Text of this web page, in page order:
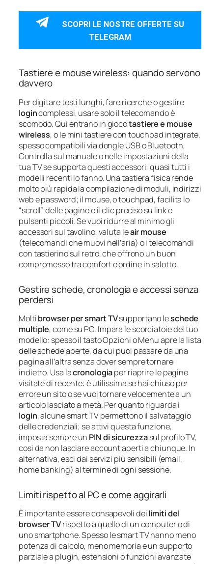
SCOPRI LE NOSTRE OFFERTE SU
TELEGRAM
Tastiere e mouse wireless: quando servono
davvero
Per digitare testi lunghi, fare ricerche o gestire
logincomplessi, usare solo il telecomando è
scomodo. Qui entrano in giocotastiere e mouse
wireless, o le mini tastiere con touchpad integrate,
spesso compatibili via dongle USB o Bluetooth.
Controlla sul manuale o nelle impostazioni della
tua TV se supporta questi accessori: quasi tutti i
modelli recenti lo fanno. Una tastiera fisica rende
molto più rapida la compilazione di moduli, indirizzi
web e password; il mouse, o touchpad, facilita lo
“scroll” delle pagine e il clic preciso su link e
pulsanti piccoli. Se vuoi ridurre al minimo gli
accessori sul tavolino, valuta leair mouse
(telecomandi che muovi nell’aria) o i telecomandi
con tastierino sul retro, che offrono un buon
compromesso tra comfort e ordine in salotto.
Gestire schede, cronologia e accessi senza
perdersi
Moltibrowser per smart TVsupportano leschede
multiple, come su PC. Impara le scorciatoie del tuo
modello: spesso il tasto Opzioni o Menu apre la lista
delle schede aperte, da cui puoi passare da una
pagina all’altra senza dover sempre tornare
indietro. Usa lacronologiaper riaprire le pagine
visitate di recente: è utilissima se hai chiuso per
errore un sito o se vuoi tornare velocemente a un
articolo lasciato a metà. Per quanto riguarda i
login, alcune smart TV permettono il salvataggio
delle credenziali; se attivi questa funzione,
imposta sempre un PIN di sicurezzasul profilo TV,
così da non lasciare account aperti a chiunque. In
alternativa, esci dai servizi più sensibili (email,
home banking) al termine di ogni sessione.
Limiti rispetto al PC e come aggirarli
È importante essere consapevoli deilimiti del
browser TVrispetto a quello di un computer o di
uno smartphone. Spesso le smart TV hanno meno
potenza di calcolo, meno memoria e un supporto
parziale a plugin, estensioni o funzioni avanzate